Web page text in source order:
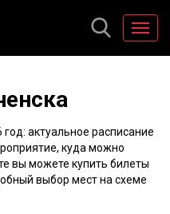
актуальное расписание
куда можно
вы можете купить билеты
выбор мест на схеме